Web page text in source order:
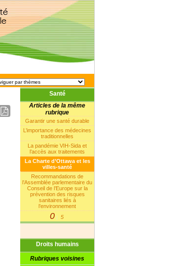
Santé
Articles de la même
rubrique
Garantir une santé durable
L’importance des médecines
traditionnelles
La pandémie VIH-Sida et
l’accès aux traitements
La Charte d’Ottawa et les
villes-santé
Recommandations de
l’Assemblée parlementaire du
Conseil de l’Europe sur la
prévention des risques
sanitaires liés à
l’environnement
0| 5
Droits humains
Rubriques voisines